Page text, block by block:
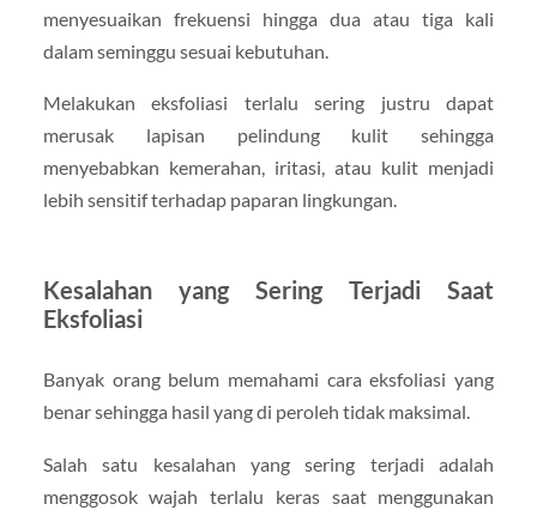
menyesuaikan frekuensi hingga dua atau tiga kali
dalam seminggu sesuai kebutuhan.
Melakukan eksfoliasi terlalu sering justru dapat
merusak lapisan pelindung kulit sehingga
menyebabkan kemerahan, iritasi, atau kulit menjadi
lebih sensitif terhadap paparan lingkungan.
Kesalahan yang Sering Terjadi Saat
Eksfoliasi
Banyak orang belum memahami cara eksfoliasi yang
benar sehingga hasil yang di peroleh tidak maksimal.
Salah satu kesalahan yang sering terjadi adalah
menggosok wajah terlalu keras saat menggunakan